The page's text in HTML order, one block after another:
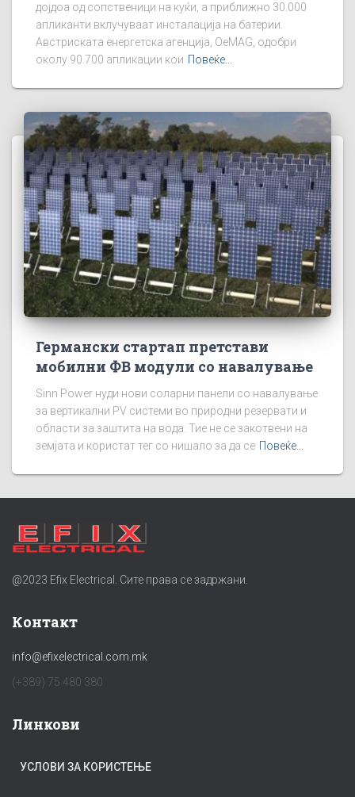
дојдоа од сопственици на куќи, а приближно 30.000
апликанти вклучуваат инсталација на батерии.
Австриската енергетска агенција, OeMAG, одобри
околу 90.700 апликации кои Повеќе...
Германски стартап претстави
мобилни ФВ модули со навалување
Sinn Power нуди нови соларни панели со навалување
за вертикални PV системи во природни резервати и
области за заштита на вода. Тие не се закотвени на
земјата и користат тег со нишало за да се Повеќе...
@2023 Efix Electrical. Сите права се задржани.
Контакт
info@efixelectrical.com.mk
(+389) 75 480 380
Линкови
УСЛОВИ ЗА КОРИСТЕЊЕ